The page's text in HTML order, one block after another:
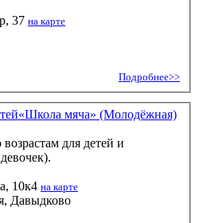
37 на карте
Подробнее>>
мяча» (Молодёжная)
для детей и
10к4 на карте
Давыдково